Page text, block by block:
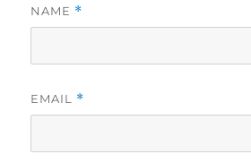
NAME *
EMAIL *